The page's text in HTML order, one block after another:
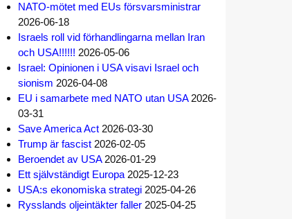
NATO-mötet med EUs försvarsministrar
2026-06-18
Israels roll vid förhandlingarna mellan Iran
och USA!!!!!! 2026-05-06
Israel: Opinionen i USA visavi Israel och
sionism 2026-04-08
EU i samarbete med NATO utan USA 2026-
03-31
Save America Act 2026-03-30
Trump är fascist 2026-02-05
Beroendet av USA 2026-01-29
Ett självständigt Europa 2025-12-23
USA:s ekonomiska strategi 2025-04-26
Rysslands oljeintäkter faller 2025-04-25